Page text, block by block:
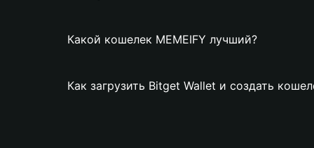
Какой кошелек MEMEIFY лучший?
Как загрузить Bitget Wallet и создать